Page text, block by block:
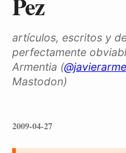
artículos, escritos y
perfectamente
Armentia (
Mastodon)
2009-04-27